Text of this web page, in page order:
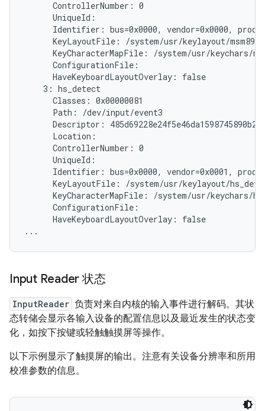
      ControllerNumber: 0
      UniqueId:
Identifier: bus=0x0000, vendor=0x0000,
KeyLayoutFile: /system/usr/keylayout/
KeyCharacterMapFile: /system/usr/keychars/
      ConfigurationFile:
      HaveKeyboardLayoutOverlay: false
    3: hs_detect
      Classes: 0x00000081
      Path: /dev/input/event3
Descriptor:
      Location:
      ControllerNumber: 0
      UniqueId:
Identifier: bus=0x0000, vendor=0x0001,
KeyLayoutFile: /system/usr/keylayout/
KeyCharacterMapFile: /system/usr/keychars/
      ConfigurationFile:
      HaveKeyboardLayoutOverlay: false
Input Reader 状态
InputReader 负责对来自内核的输入事件进行解码。其状
态转储会显示各输入设备的配置信息以及最近发生的状态变
化，如按下按键或轻触触摸屏等操作。
以下示例显示了触摸屏的输出。注意有关设备分辨率和所用
校准参数的信息。